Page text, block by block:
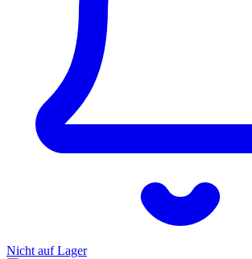
Nicht auf Lager